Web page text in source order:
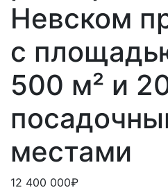
Невском
с
500 м² и
местами
12 400 000₽